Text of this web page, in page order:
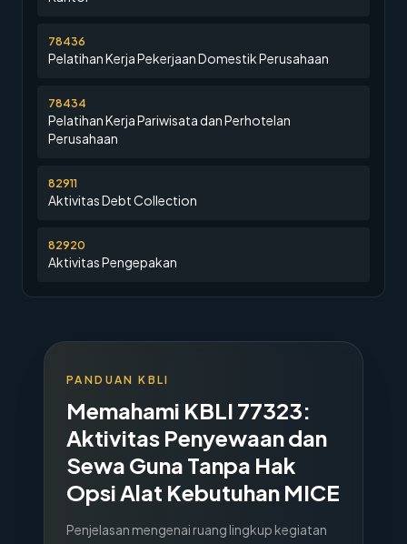
78436
Pelatihan Kerja Pekerjaan Domestik Perusahaan
78434
Pelatihan Kerja Pariwisata dan Perhotelan
Perusahaan
82911
Aktivitas Debt Collection
82920
Aktivitas Pengepakan
PANDUAN KBLI
Memahami KBLI 77323:
Aktivitas Penyewaan dan
Sewa Guna Tanpa Hak
Opsi Alat Kebutuhan MICE
Penjelasan mengenai ruang lingkup kegiatan